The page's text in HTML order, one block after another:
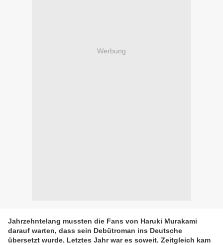
Werbung
Jahrzehntelang mussten die Fans von Haruki Murakami
darauf warten, dass sein Debütroman ins Deutsche
übersetzt wurde. Letztes Jahr war es soweit. Zeitgleich kam